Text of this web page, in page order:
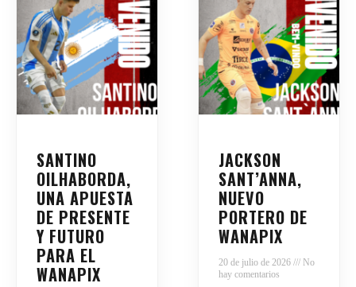
SANTINO
OILHABORDA,
UNA APUESTA
DE PRESENTE
Y FUTURO
PARA EL
WANAPIX
JACKSON
SANT’ANNA,
NUEVO
PORTERO DE
WANAPIX
20 de julio de 2026
No
hay comentarios